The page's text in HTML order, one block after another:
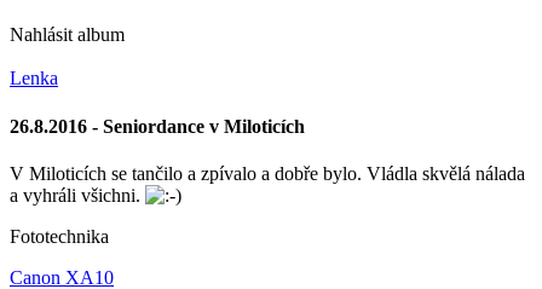
Nahlásit album
Lenka
26.8.2016 - Seniordance v Miloticích
V Miloticích se tančilo a zpívalo a dobře bylo. Vládla skvělá nálada
a vyhráli všichni.
Fototechnika
Canon XA10